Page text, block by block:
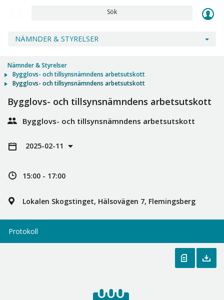
Sök
NÄMNDER & STYRELSER
Nämnder & Styrelser
Bygglovs- och tillsynsnämndens arbetsutskott
Bygglovs- och tillsynsnämndens arbetsutskott
Bygglovs- och tillsynsnämndens arbetsutskott
Bygglovs- och tillsynsnämndens arbetsutskott
2025-02-11
15:00 - 17:00
Lokalen Skogstinget, Hälsovägen 7, Flemingsberg
Protokoll